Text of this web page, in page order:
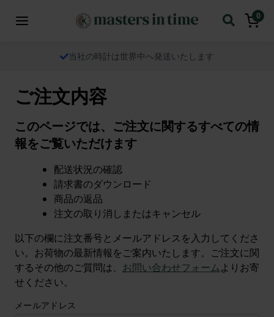
0
当社の時計は世界中へ発送いたします
ご注文内容
このページでは、ご注文に関するすべての情
報をご覧いただけます
配送状況の確認
請求書のダウンロード
商品の返品
注文の取り消しまたはキャンセル
以下の欄に注文番号とメールアドレスを入力してくださ
い。お荷物の最新情報をご案内いたします。ご注文に関
するその他のご質問は、 お問い合わせフォームよりお寄
せください。
メールアドレス